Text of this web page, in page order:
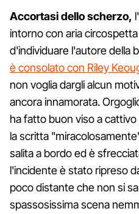
Accortasi dello scherzo,
intorno con aria
d'individuare l'autore della
è consolato con Riley
non voglia dargli alcun
ancora innamorata.
ha fatto buon viso a
la scritta
salita a bordo ed è
l'incidente è stato ripreso
poco distante che non si
spassosissima scena